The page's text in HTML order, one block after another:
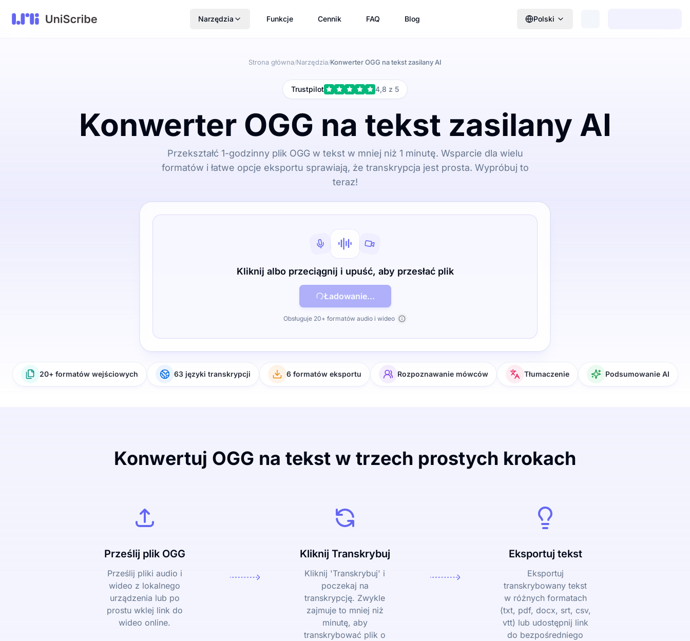
Narzędzia Funkcje Cennik FAQ Blog Polski
Strona główna/Narzędzia/Konwerter OGG na tekst zasilany AI
Trustpilot 4,8 z 5
Konwerter OGG na tekst zasilany AI
Przekształć 1-godzinny plik OGG w tekst w mniej niż 1 minutę. Wsparcie dla wielu
formatów i łatwe opcje eksportu sprawiają, że transkrypcja jest prosta. Wypróbuj to
teraz!
Kliknij albo przeciągnij i upuść, aby przesłać plik
Ładowanie...
Obsługuje 20+ formatów audio i wideo
20+ formatów wejściowych 63 języki transkrypcji 6 formatów eksportu Rozpoznawanie mówców Tłumaczenie Podsumowanie AI
Konwertuj OGG na tekst w trzech prostych krokach
Prześlij plik OGG
Prześlij pliki audio i
wideo z lokalnego
urządzenia lub po
prostu wklej link do
wideo online.
Kliknij Transkrybuj
Kliknij 'Transkrybuj' i
poczekaj na
transkrypcję. Zwykle
zajmuje to mniej niż
minutę, aby
transkrybować plik o
Eksportuj tekst
Eksportuj
transkrybowany tekst
w różnych formatach
(txt, pdf, docx, srt, csv,
vtt) lub udostępnij link
do bezpośredniego